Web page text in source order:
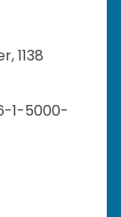
1138
1-5000-